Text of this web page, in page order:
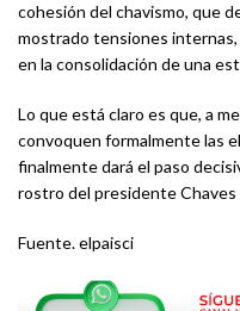
cohesión del chavismo, que
mostrado tensiones
en la consolidación de una
Lo que está claro es que, a
convoquen formalmente las
finalmente dará el paso
rostro del presidente
Fuente. elpaisci